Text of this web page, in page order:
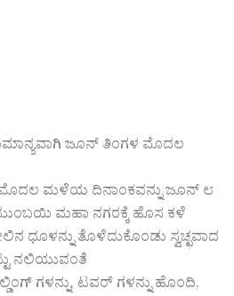
ಜೂನ್ ತಿಂಗಳ ಮೊದಲ
ಮಳೆಯ ದಿನಾಂಕವನ್ನು ಜೂನ್ ೮
ಮಹಾ ನಗರಕ್ಕೆ ಹೊಸ ಕಳೆ
ಧೂಳನ್ನು ತೊಳೆದುಕೊಂಡು ಸ್ವಚ್ಛವಾದ
ನಲಿಯುವಂತೆ
ಗಳನ್ನು, ಟವರ್ ಗಳನ್ನು ಹೊಂದಿ,